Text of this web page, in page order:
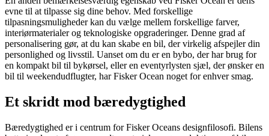
evne til at tilpasse sig dine behov. Med forskellige
tilpasningsmuligheder kan du vælge mellem forskellige farver,
interiørmaterialer og teknologiske opgraderinger. Denne grad af
personalisering gør, at du kan skabe en bil, der virkelig afspejler din
personlighed og livsstil. Uanset om du er en bybo, der har brug for
en kompakt bil til bykørsel, eller en eventyrlysten sjæl, der ønsker en
bil til weekendudflugter, har Fisker Ocean noget for enhver smag.
Et skridt mod bæredygtighed
Bæredygtighed er i centrum for Fisker Oceans designfilosofi. Bilens